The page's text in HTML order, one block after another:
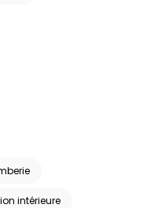
intérieure